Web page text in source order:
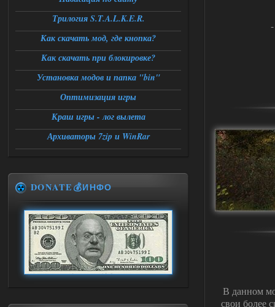
В данном
свои более
Трилогия S.T.A.L.K.E.R.
Как скачать мод, где кнопка?
Как скачать при блокировке?
Установка модов и папка "bin"
Оптимизация игры
Краш игры - лог вылета
Архиваторы 7zip и WinRar
DONATE💰ИНФО